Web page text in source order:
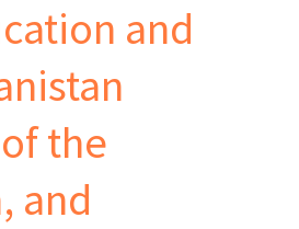
and
the
and